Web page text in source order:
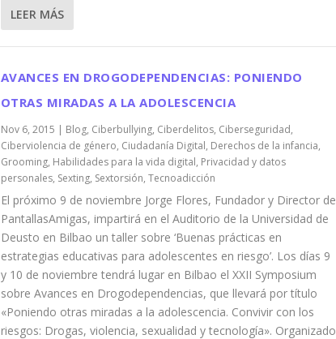
LEER MÁS
AVANCES EN DROGODEPENDENCIAS: PONIENDO
OTRAS MIRADAS A LA ADOLESCENCIA
Nov 6, 2015 | Blog, Ciberbullying, Ciberdelitos, Ciberseguridad,
Ciberviolencia de género, Ciudadanía Digital, Derechos de la infancia,
Grooming, Habilidades para la vida digital, Privacidad y datos
personales, Sexting, Sextorsión, Tecnoadicción
El próximo 9 de noviembre Jorge Flores, Fundador y Director de
PantallasAmigas, impartirá en el Auditorio de la Universidad de
Deusto en Bilbao un taller sobre ‘Buenas prácticas en
estrategias educativas para adolescentes en riesgo’. Los días 9
y 10 de noviembre tendrá lugar en Bilbao el XXII Symposium
sobre Avances en Drogodependencias, que llevará por título
«Poniendo otras miradas a la adolescencia. Convivir con los
riesgos: Drogas, violencia, sexualidad y tecnología». Organizado